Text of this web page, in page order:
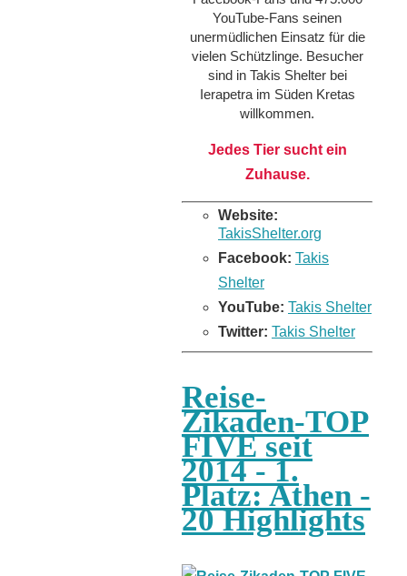
YouTube-Fans seinen
unermüdlichen Einsatz für die
vielen Schützlinge. Besucher
sind in Takis Shelter bei
Ierapetra im Süden Kretas
willkommen.
Jedes Tier sucht ein
Zuhause.
Website:
TakisShelter.org
Facebook: Takis
Shelter
YouTube: Takis Shelter
Twitter: Takis Shelter
Reise-
Zikaden-TOP
FIVE seit
2014 - 1.
Platz: Athen -
20 Highlights